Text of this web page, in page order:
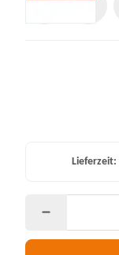
Lieferzeit: